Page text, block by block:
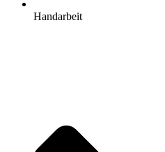
Handarbeit